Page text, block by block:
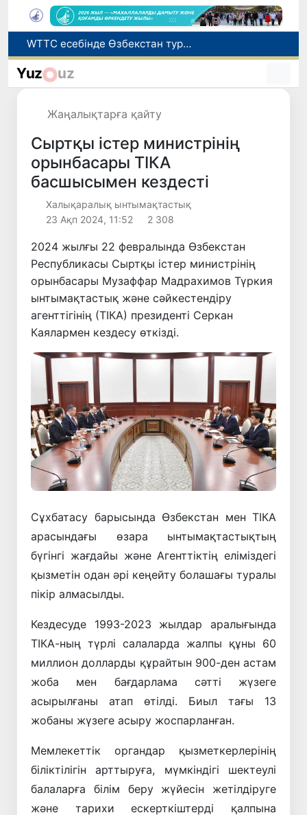
Мүмкіндігі шектеулі талапкерлерге қабылдау емтихандарында қосымша уақыт беріледі
Беларусьтен Өзбекстанға екінші тікелей жүк пойызы жөнелтілді
Yuz uz
Жаңалықтарға қайту
Сыртқы істер министрінің
орынбасары ТІКА
басшысымен кездесті
Халықаралық ынтымақтастық
23 Ақп 2024, 11:52
2 308
2024 жылғы 22 февралында Өзбекстан
Республикасы Сыртқы істер министрінің
орынбасары Музаффар Мадрахимов Түркия
ынтымақтастық және сәйкестендіру
агенттігінің (ТІКА) президенті Серкан
Каялармен кездесу өткізді.
Сұхбатасу барысында Өзбекстан мен ТІКА
арасындағы өзара ынтымақтастықтың
бүгінгі жағдайы және Агенттіктің еліміздегі
қызметін одан әрі кеңейту болашағы туралы
пікір алмасылды.
Кездесуде 1993-2023 жылдар аралығында
ТІКА-ның түрлі салаларда жалпы құны 60
миллион долларды құрайтын 900-ден астам
жоба мен бағдарлама сәтті жүзеге
асырылғаны атап өтілді. Биыл тағы 13
жобаны жүзеге асыру жоспарланған.
Мемлекеттік органдар қызметкерлерінің
біліктілігін арттыруға, мүмкіндігі шектеулі
балаларға білім беру жүйесін жетілдіруге
және тарихи ескерткіштерді қалпына